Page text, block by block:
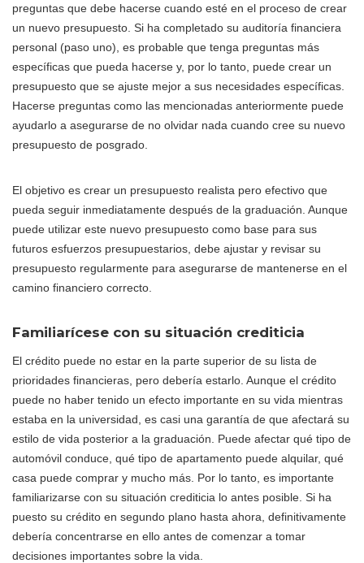
preguntas que debe hacerse cuando esté en el proceso de crear
un nuevo presupuesto. Si ha completado su auditoría financiera
personal (paso uno), es probable que tenga preguntas más
específicas que pueda hacerse y, por lo tanto, puede crear un
presupuesto que se ajuste mejor a sus necesidades específicas.
Hacerse preguntas como las mencionadas anteriormente puede
ayudarlo a asegurarse de no olvidar nada cuando cree su nuevo
presupuesto de posgrado.
El objetivo es crear un presupuesto realista pero efectivo que
pueda seguir inmediatamente después de la graduación. Aunque
puede utilizar este nuevo presupuesto como base para sus
futuros esfuerzos presupuestarios, debe ajustar y revisar su
presupuesto regularmente para asegurarse de mantenerse en el
camino financiero correcto.
Familiarícese con su situación crediticia
El crédito puede no estar en la parte superior de su lista de
prioridades financieras, pero debería estarlo. Aunque el crédito
puede no haber tenido un efecto importante en su vida mientras
estaba en la universidad, es casi una garantía de que afectará su
estilo de vida posterior a la graduación. Puede afectar qué tipo de
automóvil conduce, qué tipo de apartamento puede alquilar, qué
casa puede comprar y mucho más. Por lo tanto, es importante
familiarizarse con su situación crediticia lo antes posible. Si ha
puesto su crédito en segundo plano hasta ahora, definitivamente
debería concentrarse en ello antes de comenzar a tomar
decisiones importantes sobre la vida.